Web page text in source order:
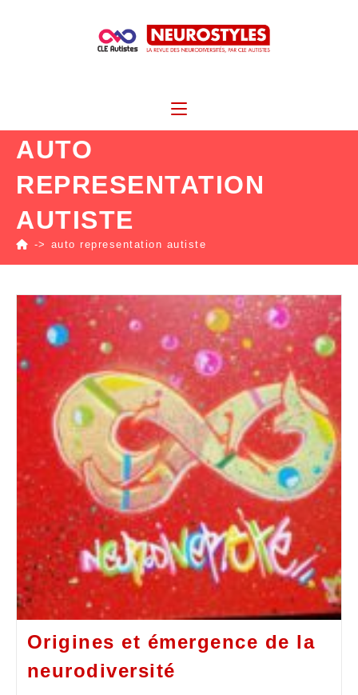
AUTO
REPRESENTATION
AUTISTE
-> auto representation autiste
Origines et émergence de la
neurodiversité